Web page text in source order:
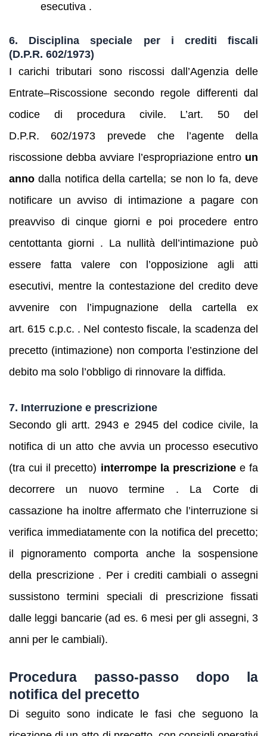
esecutiva .
6. Disciplina speciale per i crediti fiscali
(D.P.R. 602/1973)
I carichi tributari sono riscossi dall’Agenzia delle
Entrate–Riscossione secondo regole differenti dal
codice di procedura civile. L’art. 50 del
D.P.R. 602/1973 prevede che l’agente della
riscossione debba avviare l’espropriazione entro un
anno dalla notifica della cartella; se non lo fa, deve
notificare un avviso di intimazione a pagare con
preavviso di cinque giorni e poi procedere entro
centottanta giorni . La nullità dell’intimazione può
essere fatta valere con l’opposizione agli atti
esecutivi, mentre la contestazione del credito deve
avvenire con l’impugnazione della cartella ex
art. 615 c.p.c. . Nel contesto fiscale, la scadenza del
precetto (intimazione) non comporta l’estinzione del
debito ma solo l’obbligo di rinnovare la diffida.
7. Interruzione e prescrizione
Secondo gli artt. 2943 e 2945 del codice civile, la
notifica di un atto che avvia un processo esecutivo
(tra cui il precetto) interrompe la prescrizionee fa
decorrere un nuovo termine . La Corte di
cassazione ha inoltre affermato che l’interruzione si
verifica immediatamente con la notifica del precetto;
il pignoramento comporta anche la sospensione
della prescrizione . Per i crediti cambiali o assegni
sussistono termini speciali di prescrizione fissati
dalle leggi bancarie (ad es. 6 mesi per gli assegni, 3
anni per le cambiali).
Procedura passo‑passo dopo la
notifica del precetto
Di seguito sono indicate le fasi che seguono la